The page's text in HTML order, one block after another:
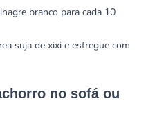
branco para cada 10
suja de xixi e esfregue com
no sofá ou